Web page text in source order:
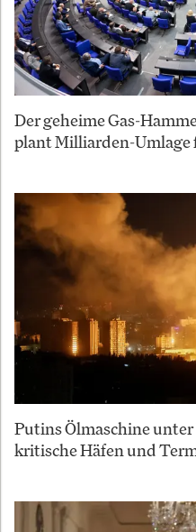
Der geheime Gas-
plant Milliarden-Umlage
Putins Ölmaschine
kritische Häfen und